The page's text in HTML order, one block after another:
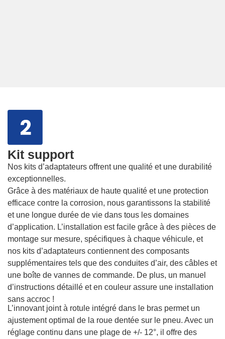
Kit support
Nos kits d’adaptateurs offrent une qualité et une durabilité
exceptionnelles.
Grâce à des matériaux de haute qualité et une protection
efficace contre la corrosion, nous garantissons la stabilité
et une longue durée de vie dans tous les domaines
d’application. L’installation est facile grâce à des pièces de
montage sur mesure, spécifiques à chaque véhicule, et
nos kits d’adaptateurs contiennent des composants
supplémentaires tels que des conduites d’air, des câbles et
une boîte de vannes de commande. De plus, un manuel
d’instructions détaillé et en couleur assure une installation
sans accroc !
L’innovant joint à rotule intégré dans le bras permet un
ajustement optimal de la roue dentée sur le pneu. Avec un
réglage continu dans une plage de +/- 12°, il offre des